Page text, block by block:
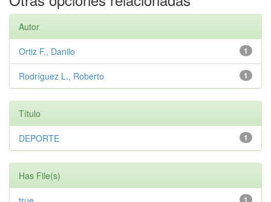
Autor
1
Ortiz F., Danilo
1
Rodríguez L., Roberto
Título
1
DEPORTE
Has File(s)
1